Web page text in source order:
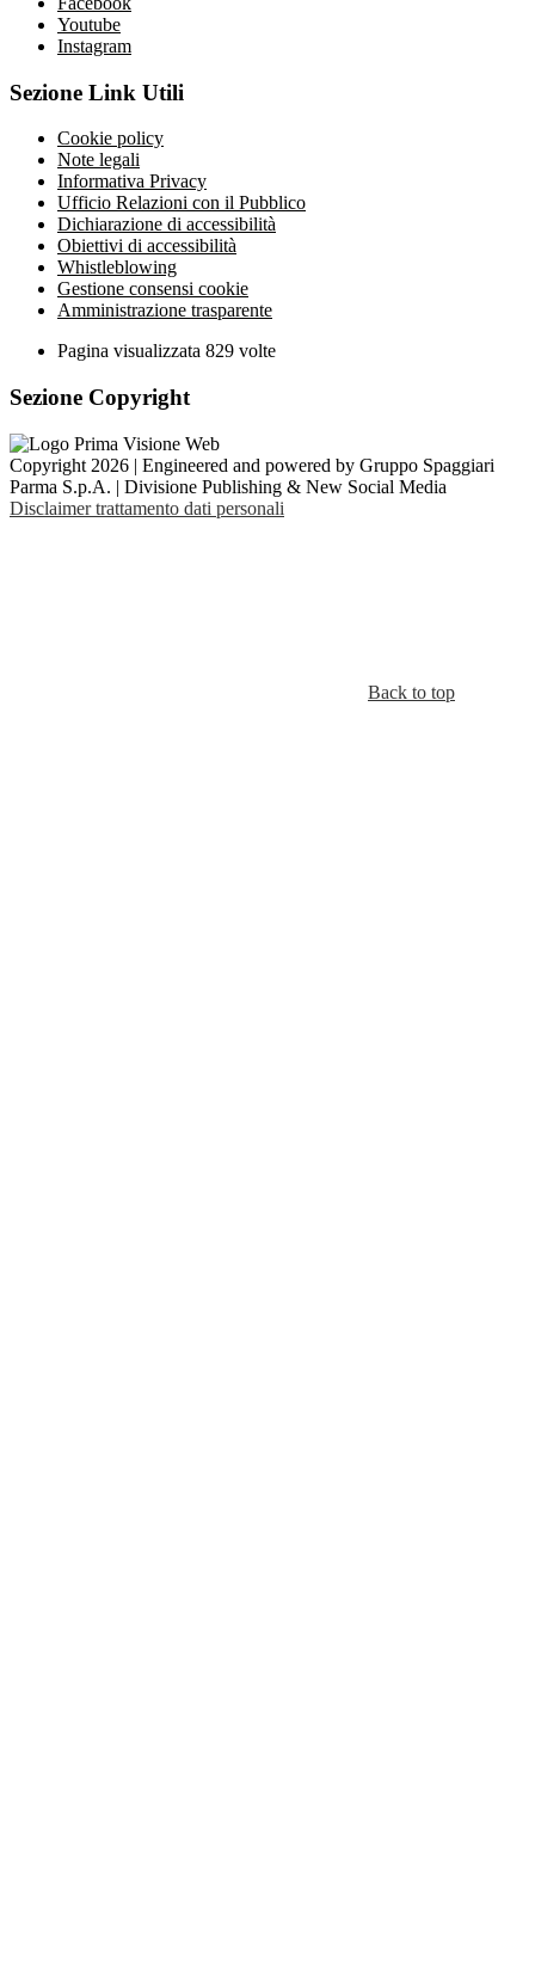
Youtube
Instagram
Sezione Link Utili
Cookie policy
Note legali
Informativa Privacy
Ufficio Relazioni con il Pubblico
Dichiarazione di accessibilità
Obiettivi di accessibilità
Whistleblowing
Gestione consensi cookie
Amministrazione trasparente
Pagina visualizzata 829 volte
Sezione Copyright
Copyright 2026 | Engineered and powered by Gruppo Spaggiari
Parma S.p.A. | Divisione Publishing & New Social Media
Disclaimer trattamento dati personali
Back to top